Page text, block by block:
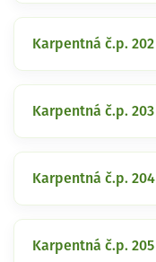
Karpentná č.p. 202
Karpentná č.p. 203
Karpentná č.p. 204
Karpentná č.p. 205